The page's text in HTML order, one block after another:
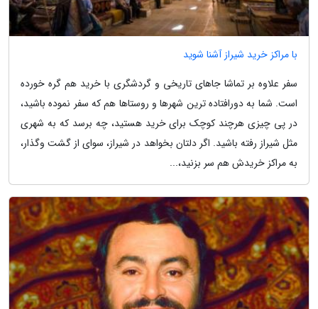
با مراکز خرید شیراز آشنا شوید
سفر علاوه بر تماشا جاهای تاریخی و گردشگری با خرید هم گره خورده
است. شما به دورافتاده ترین شهرها و روستاها هم که سفر نموده باشید،
در پی چیزی هرچند کوچک برای خرید هستید، چه برسد که به شهری
مثل شیراز رفته باشید. اگر دلتان بخواهد در شیراز، سوای از گشت وگذار،
به مراکز خریدش هم سر بزنید،...